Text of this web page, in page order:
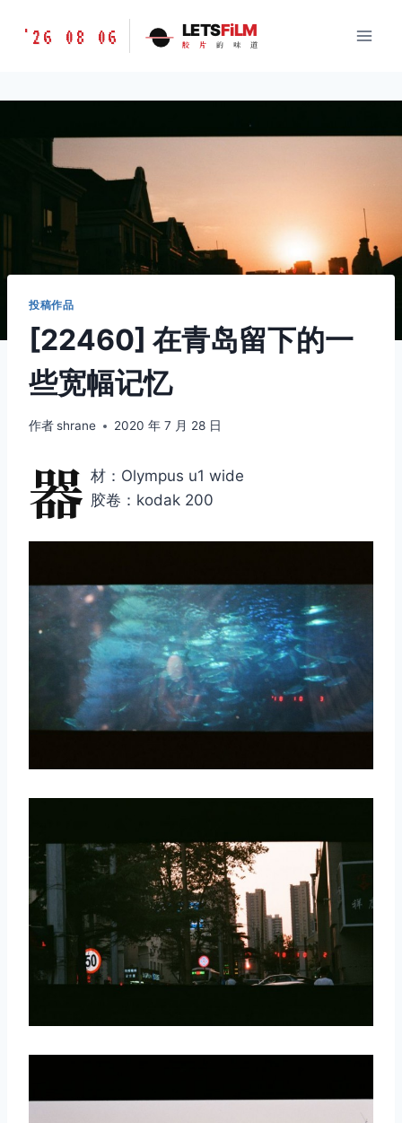
胶
味
'26 08 06 LETSFiLM
胶 片 的 味 道
投稿作品
[22460] 在青岛留下的一
些宽幅记忆
作者shrane 2020 年 7 月 28 日
器 材：Olympus u1 wide
胶卷：kodak 200